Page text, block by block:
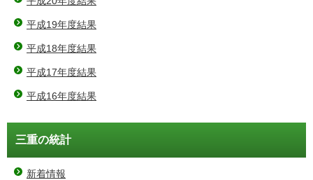
平成19年度結果
平成18年度結果
平成17年度結果
平成16年度結果
三重の統計
新着情報